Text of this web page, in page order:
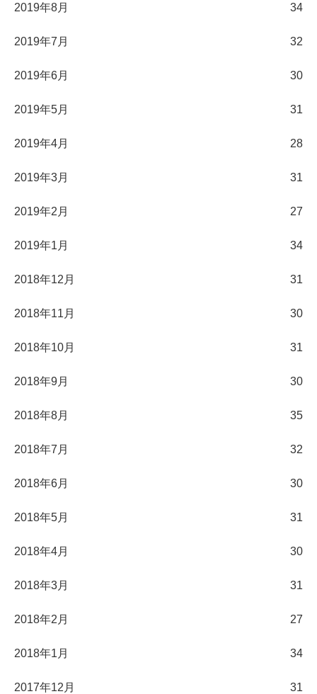
2019年8月 34
2019年7月 32
2019年6月 30
2019年5月 31
2019年4月 28
2019年3月 31
2019年2月 27
2019年1月 34
2018年12月 31
2018年11月 30
2018年10月 31
2018年9月 30
2018年8月 35
2018年7月 32
2018年6月 30
2018年5月 31
2018年4月 30
2018年3月 31
2018年2月 27
2018年1月 34
2017年12月 31